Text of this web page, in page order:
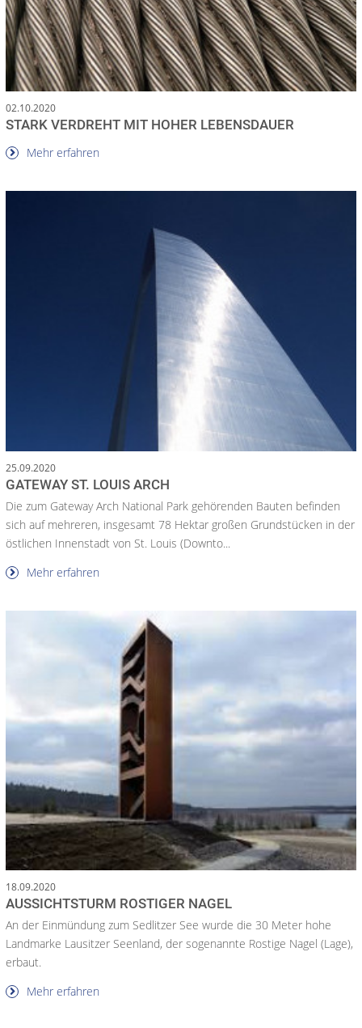
02.10.2020
STARK VERDREHT MIT HOHER LEBENSDAUER
Mehr erfahren
25.09.2020
GATEWAY ST. LOUIS ARCH
Die zum Gateway Arch National Park gehörenden Bauten befinden
sich auf mehreren, insgesamt 78 Hektar großen Grundstücken in der
östlichen Innenstadt von St. Louis (Downto...
Mehr erfahren
18.09.2020
AUSSICHTSTURM ROSTIGER NAGEL
An der Einmündung zum Sedlitzer See wurde die 30 Meter hohe
Landmarke Lausitzer Seenland, der sogenannte Rostige Nagel (Lage),
erbaut.
Mehr erfahren